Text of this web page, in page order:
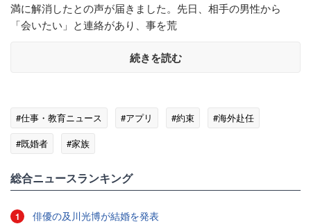
満に解消したとの声が届きました。先日、相手の男性から
「会いたい」と連絡があり、事を荒
続きを読む
#仕事・教育ニュース #アプリ #約束
#海外赴任
#既婚者
#家族
総合ニュースランキング
1 俳優の及川光博が結婚を発表